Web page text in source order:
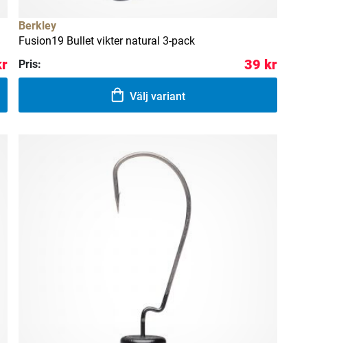
Berkley
Fusion19 Bullet vikter natural 3-pack
Pris:
39 kr
Välj variant